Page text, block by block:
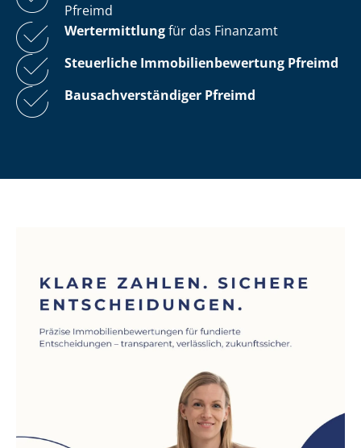
Pfreimd
Wertermittlungfür das Finanzamt
Steuerliche Im­mo­bi­li­en­be­wer­tung Pfreimd
Bau­sach­ver­stän­di­ger Pfreimd